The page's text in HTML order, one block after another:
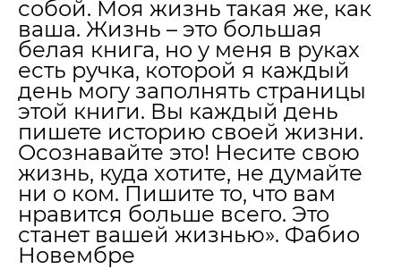
собой. Моя жизнь такая же, как
ваша. Жизнь – это большая
белая книга, но у меня в руках
есть ручка, которой я каждый
день могу заполнять страницы
этой книги. Вы каждый день
пишете историю своей жизни.
Осознавайте это! Несите свою
жизнь, куда хотите, не думайте
ни о ком. Пишите то, что вам
нравится больше всего. Это
станет вашей жизнью». Фабио
Новембре